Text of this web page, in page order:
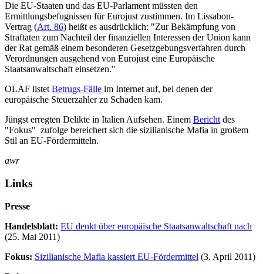
Die EU-Staaten und das EU-Parlament müssten den
Ermittlungsbefugnissen für Eurojust zustimmen. Im Lissabon-
Vertrag (Art. 86) heißt es ausdrücklich: "Zur Bekämpfung von
Straftaten zum Nachteil der finanziellen Interessen der Union kann
der Rat gemäß einem besonderen Gesetzgebungsverfahren durch
Verordnungen ausgehend von Eurojust eine Europäische
Staatsanwaltschaft einsetzen."
OLAF listet Betrugs-Fälle im Internet auf, bei denen der
europäische Steuerzahler zu Schaden kam.
Jüngst erregten Delikte in Italien Aufsehen. Einem Bericht des
"Fokus" zufolge bereichert sich die sizilianische Mafia in großem
Stil an EU-Fördermitteln.
awr
Links
Presse
Handelsblatt: EU denkt über europäische Staatsanwaltschaft nach
(25. Mai 2011)
Fokus: Sizilianische Mafia kassiert EU-Fördermittel (3. April 2011)